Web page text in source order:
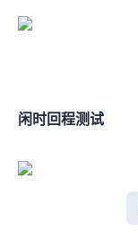
闲时IPV4回程测试